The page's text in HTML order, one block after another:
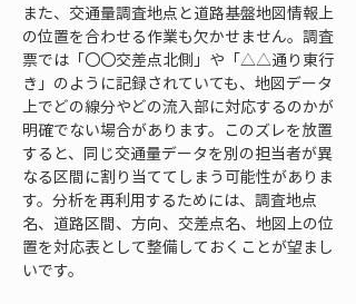
また、交通量調査地点と道路基盤地図情報上
の位置を合わせる作業も欠かせません。調査
票では「〇〇交差点北側」や「△△通り東行
き」のように記録されていても、地図データ
上でどの線分やどの流入部に対応するのかが
明確でない場合があります。このズレを放置
すると、同じ交通量データを別の担当者が異
なる区間に割り当ててしまう可能性がありま
す。分析を再利用するためには、調査地点
名、道路区間、方向、交差点名、地図上の位
置を対応表として整備しておくことが望まし
いです。